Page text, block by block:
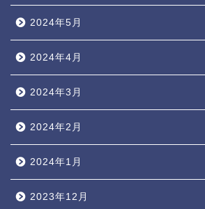
2024年5月
2024年4月
2024年3月
2024年2月
2024年1月
2023年12月